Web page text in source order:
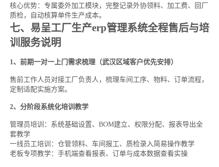
核心优势：专属委外加工模块，完整记录外协领料、加工费、回厂
质检，自动核算单件生产成本。
七、易呈工厂生产erp管理系统全程售后与培
训服务说明
1、前期一对一上门需求梳理（武汉区域客户优先安排）
售前工作人员对接工厂负责人，梳理车间工序、物料、订单流程，
定制适配实施方案。
2、分阶段系统化培训教学
管理员培训：系统基础设置、BOM建立、权限分配、报表导出全
套教学
一线员工培训：仓管领料、车间报工、质检录入简易操作教学
老板专项教学：手机端查看报表、订单与成本数据查看实操